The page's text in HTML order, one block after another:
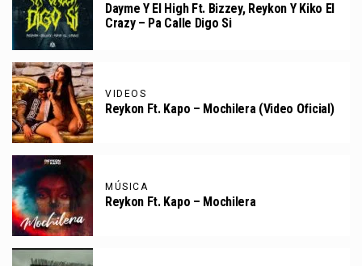
Dayme Y El High Ft. Bizzey, Reykon Y Kiko El
Crazy – Pa Calle Digo Si
VIDEOS
Reykon Ft. Kapo – Mochilera (Video Oficial)
MÚSICA
Reykon Ft. Kapo – Mochilera